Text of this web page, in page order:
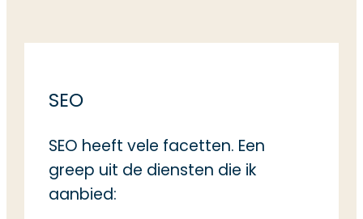
SEO
SEO heeft vele facetten. Een
greep uit de diensten die ik
aanbied: